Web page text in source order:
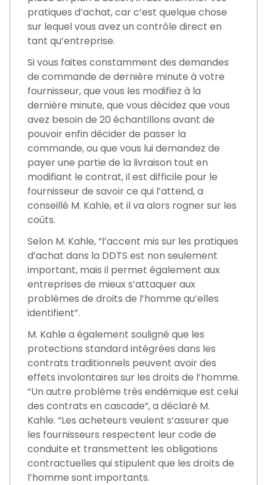
pratiques d’achat, car c’est quelque chose
sur lequel vous avez un contrôle direct en
tant qu’entreprise.
Si vous faites constamment des demandes
de commande de dernière minute à votre
fournisseur, que vous les modifiez à la
dernière minute, que vous décidez que vous
avez besoin de 20 échantillons avant de
pouvoir enfin décider de passer la
commande, ou que vous lui demandez de
payer une partie de la livraison tout en
modifiant le contrat, il est difficile pour le
fournisseur de savoir ce qui l’attend, a
conseillé M. Kahle, et il va alors rogner sur les
coûts.
Selon M. Kahle, “l’accent mis sur les pratiques
d’achat dans la DDTS est non seulement
important, mais il permet également aux
entreprises de mieux s’attaquer aux
problèmes de droits de l’homme qu’elles
identifient”.
M. Kahle a également souligné que les
protections standard intégrées dans les
contrats traditionnels peuvent avoir des
effets involontaires sur les droits de l’homme.
“Un autre problème très endémique est celui
des contrats en cascade”, a déclaré M.
Kahle. “Les acheteurs veulent s’assurer que
les fournisseurs respectent leur code de
conduite et transmettent les obligations
contractuelles qui stipulent que les droits de
l’homme sont importants.